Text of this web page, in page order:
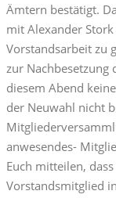
Ämtern bestätigt.
mit Alexander
Vorstandsarbeit zu
zur Nachbesetzung
diesem Abend
der Neuwahl nicht
anwesendes-
Euch mitteilen,
Vorstandsmitglied